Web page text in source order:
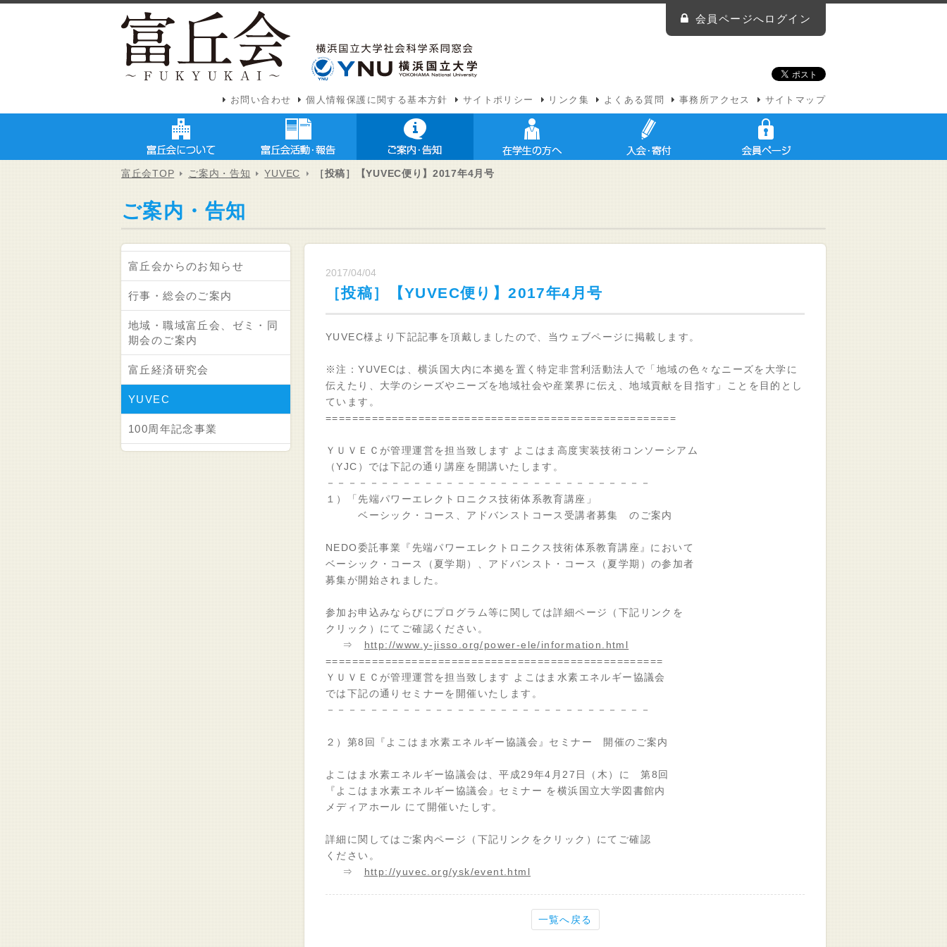
会員ページへログイン
お問い合わせ 個人情報保護に関する基本方針 サイトポリシー リンク集 よくある質問 事務所アクセス サイトマップ
富丘会TOP ご案内・告知 YUVEC ［投稿］【YUVEC便り】2017年4月号
ご案内・告知
富丘会からのお知らせ
行事・総会のご案内
地域・職域富丘会、ゼミ・同
期会のご案内
富丘経済研究会
YUVEC
100周年記念事業
2017/04/04
［投稿］【YUVEC便り】2017年4月号
YUVEC様より下記記事を頂戴しましたので、当ウェブページに掲載します。
※注：YUVECは、横浜国大内に本拠を置く特定非営利活動法人で「地域の色々なニーズを大学に
伝えたり、大学のシーズやニーズを地域社会や産業界に伝え、地域貢献を目指す」ことを目的とし
ています。
=====================================================
ＹＵＶＥＣが管理運営を担当致します よこはま高度実装技術コンソーシアム
（YJC）では下記の通り講座を開講いたします。
－－－－－－－－－－－－－－－－－－－－－－－－－－－－－－
１）「先端パワーエレクトロニクス技術体系教育講座」
ベーシック・コース、アドバンストコース受講者募集 のご案内
NEDO委託事業『先端パワーエレクトロニクス技術体系教育講座』において
ベーシック・コース（夏学期）、アドバンスト・コース（夏学期）の参加者
募集が開始されました。
参加お申込みならびにプログラム等に関しては詳細ページ（下記リンクを
クリック）にてご確認ください。
⇒ http://www.y-jisso.org/power-ele/information.html
===================================================
ＹＵＶＥＣが管理運営を担当致します よこはま水素エネルギー協議会
では下記の通りセミナーを開催いたします。
－－－－－－－－－－－－－－－－－－－－－－－－－－－－－－
２）第8回『よこはま水素エネルギー協議会』セミナー 開催のご案内
よこはま水素エネルギー協議会は、平成29年4月27日（木）に 第8回
『よこはま水素エネルギー協議会』セミナー を横浜国立大学図書館内
メディアホール にて開催いたしす。
詳細に関してはご案内ページ（下記リンクをクリック）にてご確認
ください。
⇒ http://yuvec.org/ysk/event.html
一覧へ戻る